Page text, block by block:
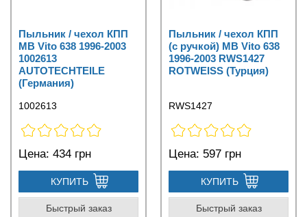
Пыльник / чехол КПП
MB Vito 638 1996-2003
1002613
AUTOTECHTEILE
(Германия)
1002613
Цена: 434 грн
КУПИТЬ
Быстрый заказ
Пыльник / чехол КПП
(с ручкой) MB Vito 638
1996-2003 RWS1427
ROTWEISS (Турция)
RWS1427
Цена: 597 грн
КУПИТЬ
Быстрый заказ